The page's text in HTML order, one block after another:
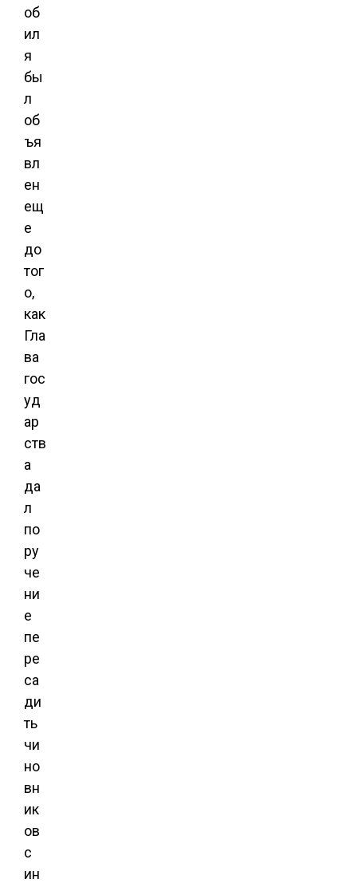
об
ил
я
бы
л
об
ъя
вл
ен
ещ
е
до
тог
о,
как
Гла
ва
гос
уд
ар
ств
а
да
л
по
ру
че
ни
е
пе
ре
са
ди
ть
чи
но
вн
ик
ов
с
ин